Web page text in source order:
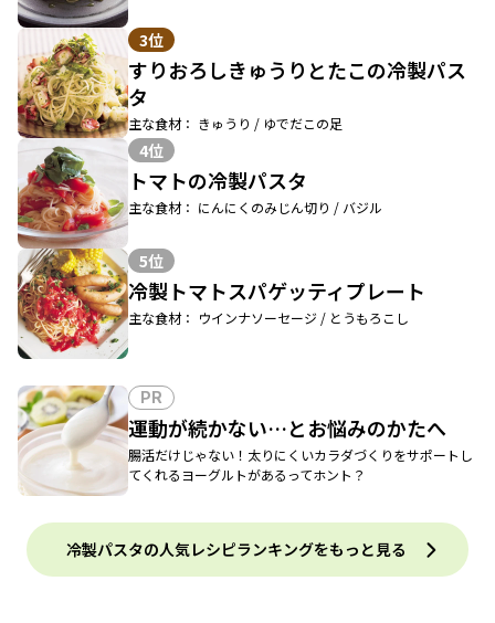
3位
すりおろしきゅうりとたこの冷製パス
タ
主な食材： きゅうり / ゆでだこの足
4位
トマトの冷製パスタ
主な食材： にんにくのみじん切り / バジル
5位
冷製トマトスパゲッティプレート
主な食材： ウインナソーセージ / とうもろこし
PR
運動が続かない…とお悩みのかたへ
腸活だけじゃない！太りにくいカラダづくりをサポートし
てくれるヨーグルトがあるってホント？
冷製パスタの人気レシピランキングをもっと見る